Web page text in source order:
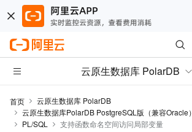
云原生数据库 PolarDB
首页
云原生数据库 PolarDB
云原生数据库PolarDB PostgreSQL版（兼容Oracle）
PL/SQL
支持函数命名空间访问局部变量